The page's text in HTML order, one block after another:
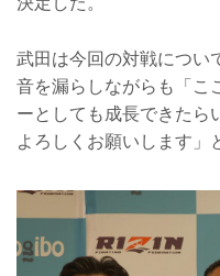
武田は今回の対戦につい
音を漏らしながらも「こ
ーとしても成長できたら
よろしくお願いします」